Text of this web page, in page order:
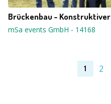
Brückenbau -
mSa events GmbH - 14168
1 2